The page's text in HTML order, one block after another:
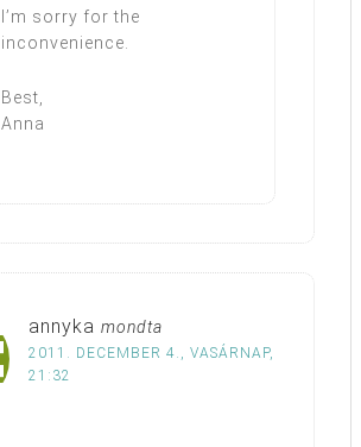
I’m sorry for the
inconvenience.
Best,
Anna
annyka mondta
2011. DECEMBER 4., VASÁRNAP,
21:32